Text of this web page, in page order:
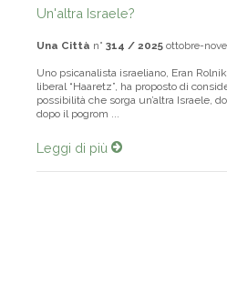
Un'altra Israele?
Una Città n° 314 / 2025 ottobre-
Uno psicanalista israeliano, Eran
liberal “Haaretz”, ha proposto di
possibilità che sorga un’altra Israele,
dopo il pogrom ...
Leggi di più